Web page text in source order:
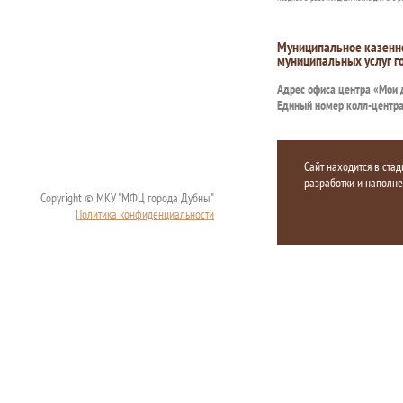
Муниципальное
муниципальных услуг
Адрес офиса центра «Мои
Единый номер колл-
Copyright © МКУ "МФЦ города Дубны"
Политика конфиденциальности
Сайт находится в
разработки и